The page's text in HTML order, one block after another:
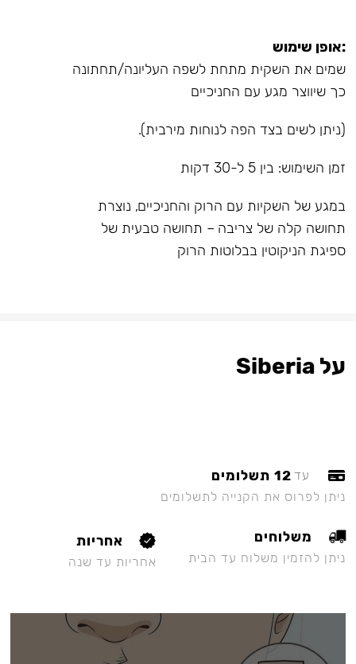
:אופן שימוש
שמים את השקית מתחת לשפה העליונה/תחתונה
כך שיווצר מגע עם החניכיים
(ניתן לשים בצד הפה לנוחות מירבית).
זמן השימוש: בין 5 ל-30 דקות
במגע של השקיות עם הרוק והחניכיים, נוצרת
תחושה קלה של צריבה – תחושה טבעית של
ספיגת הניקוטין בבלוטות הרוק
על Siberia
עד 12 תשלומים
ניתן לפרוס את הקנייה לתשלומים
משלוחים
ניתן להזמין משלוח עד הבית
אחריות
אחריות עד שנה